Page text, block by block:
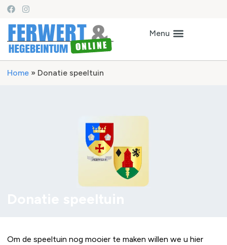
Home » Donatie speeltuin
Om de speeltuin nog mooier te maken willen we u hier